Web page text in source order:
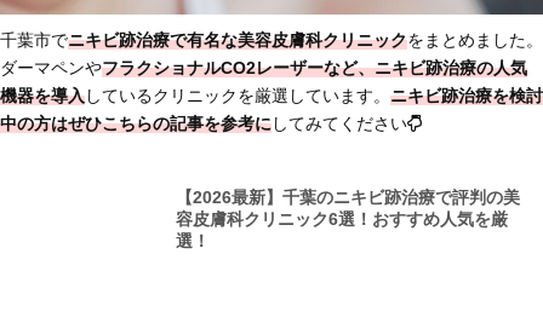
千葉市でニキビ跡治療で有名な美容皮膚科クリニックをまとめました。
ダーマペンやフラクショナルCO2レーザーなど、ニキビ跡治療の人気
機器を導入しているクリニックを厳選しています。 ニキビ跡治療を検討
中の方はぜひこちらの記事を参考にしてみてください
【2026最新】千葉のニキビ跡治療で評判の美
容皮膚科クリニック6選！おすすめ人気を厳
選！